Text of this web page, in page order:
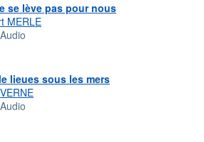
se lève pas pour nous
MERLE
Audio
lieues sous les mers
Audio